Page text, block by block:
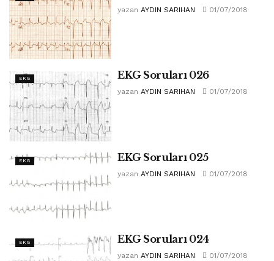
yazan AYDIN SARIHAN 01/07/2018
EKG EKG Soruları 026
yazan AYDIN SARIHAN 01/07/2018
EKG EKG Soruları 025
yazan AYDIN SARIHAN 01/07/2018
EKG EKG Soruları 024
yazan AYDIN SARIHAN 01/07/2018